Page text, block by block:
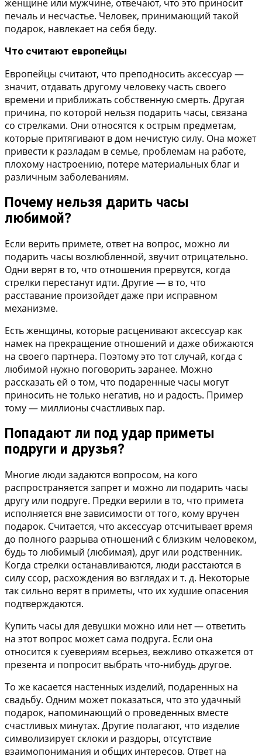
женщине или мужчине, отвечают, что это приносит
печаль и несчастье. Человек, принимающий такой
подарок, навлекает на себя беду.
Что считают европейцы
Европейцы считают, что преподносить аксессуар —
значит, отдавать другому человеку часть своего
времени и приближать собственную смерть. Другая
причина, по которой нельзя подарить часы, связана
со стрелками. Они относятся к острым предметам,
которые притягивают в дом нечистую силу. Она может
привести к разладам в семье, проблемам на работе,
плохому настроению, потере материальных благ и
различным заболеваниям.
Почему нельзя дарить часы
любимой?
Если верить примете, ответ на вопрос, можно ли
подарить часы возлюбленной, звучит отрицательно.
Одни верят в то, что отношения прервутся, когда
стрелки перестанут идти. Другие — в то, что
расставание произойдет даже при исправном
механизме.
Есть женщины, которые расценивают аксессуар как
намек на прекращение отношений и даже обижаются
на своего партнера. Поэтому это тот случай, когда с
любимой нужно поговорить заранее. Можно
рассказать ей о том, что подаренные часы могут
приносить не только негатив, но и радость. Пример
тому — миллионы счастливых пар.
Попадают ли под удар приметы
подруги и друзья?
Многие люди задаются вопросом, на кого
распространяется запрет и можно ли подарить часы
другу или подруге. Предки верили в то, что примета
исполняется вне зависимости от того, кому вручен
подарок. Считается, что аксессуар отсчитывает время
до полного разрыва отношений с близким человеком,
будь то любимый (любимая), друг или родственник.
Когда стрелки останавливаются, люди расстаются в
силу ссор, расхождения во взглядах и т. д. Некоторые
так сильно верят в приметы, что их худшие опасения
подтверждаются.
Купить часы для девушки можно или нет — ответить
на этот вопрос может сама подруга. Если она
относится к суевериям всерьез, вежливо откажется от
презента и попросит выбрать что-нибудь другое.
То же касается настенных изделий, подаренных на
свадьбу. Одним может показаться, что это удачный
подарок, напоминающий о проведенных вместе
счастливых минутах. Другие полагают, что изделие
символизирует склоки и раздоры, отсутствие
взаимопонимания и общих интересов. Ответ на